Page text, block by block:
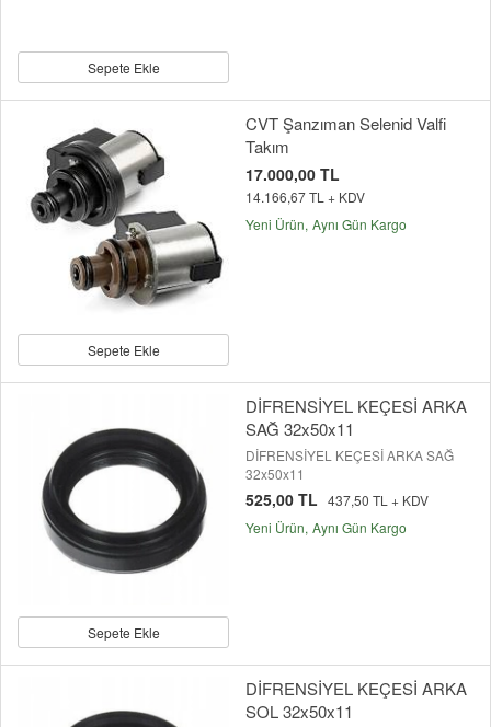
Sepete Ekle
Sepete Ekle
CVT Şanzıman Selenid Valfi
Takım
17.000,00 TL
14.166,67 TL + KDV
Yeni Ürün Aynı Gün Kargo
Sepete Ekle
DİFRENSİYEL KEÇESİ ARKA
SAĞ 32x50x11
DİFRENSİYEL KEÇESİ ARKA SAĞ
32x50x11
525,00 TL 437,50 TL + KDV
Yeni Ürün Aynı Gün Kargo
DİFRENSİYEL KEÇESİ ARKA
SOL 32x50x11